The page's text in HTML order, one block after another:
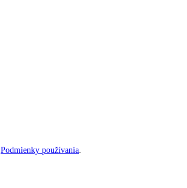
Podmienky používania.